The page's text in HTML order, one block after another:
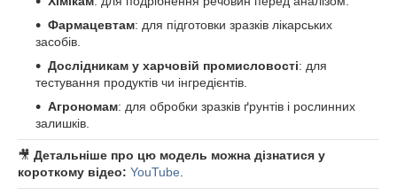
Фармацевтам: для підготовки зразків лікарських
засобів.
Дослідникам у харчовій промисловості: для
тестування продуктів чи інгредієнтів.
Агрономам: для обробки зразків ґрунтів і рослинних
залишків.
🎥 Детальніше про цю модель можна дізнатися у
короткому відео: YouTube